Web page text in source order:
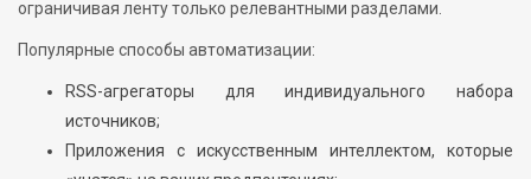
ограничивая ленту только релевантными разделами.
Популярные способы автоматизации:
RSS-агрегаторы для индивидуального набора
источников;
Приложения с искусственным интеллектом, которые